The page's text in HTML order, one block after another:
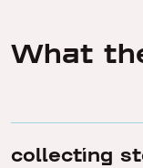
What
collecting